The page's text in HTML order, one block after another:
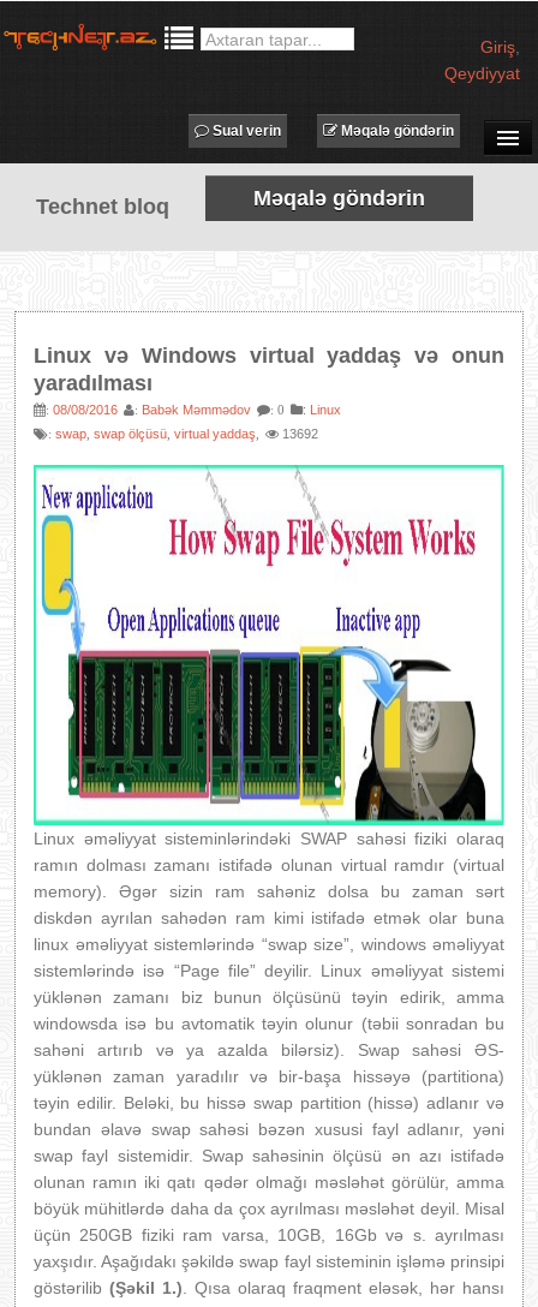
Giriş
Qeydiyyat
SUAL-CAVAB
TECHNET TV
MƏQALƏLƏR
PROQRAMLAR
AVADANLIQLAR
XƏBƏRLƏR
Məqalə göndərin
Sual verin
Technet bloq Məqalə göndərin
Linux və Windows virtual yaddaş və onun
yaradılması
: 08/08/2016 : Babək Məmmədov : 0 : Linux
: swap swap ölçüsü virtual yaddaş 13692
Linux əməliyyat sisteminlərindəki SWAP sahəsi fiziki olaraq
ramın dolması zamanı istifadə olunan virtual ramdır (virtual
memory). Əgər sizin ram sahəniz dolsa bu zaman sərt
diskdən ayrılan sahədən ram kimi istifadə etmək olar buna
linux əməliyyat sistemlərində “swap size”, windows əməliyyat
sistemlərində isə “Page file” deyilir. Linux əməliyyat sistemi
yüklənən zamanı biz bunun ölçüsünü təyin edirik, amma
windowsda isə bu avtomatik təyin olunur (təbii sonradan bu
sahəni artırıb və ya azalda bilərsiz). Swap sahəsi ƏS-
yüklənən zaman yaradılır və bir-başa hissəyə (partitiona)
təyin edilir. Beləki, bu hissə swap partition (hissə) adlanır və
bundan əlavə swap sahəsi bəzən xususi fayl adlanır, yəni
swap fayl sistemidir. Swap sahəsinin ölçüsü ən azı istifadə
olunan ramın iki qatı qədər olmağı məsləhət görülür, amma
böyük mühitlərdə daha da çox ayrılması məsləhət deyil. Misal
üçün 250GB fiziki ram varsa, 10GB, 16Gb və s. ayrılması
yaxşıdır. Aşağıdakı şəkildə swap fayl sisteminin işləmə prinsipi
göstərilib (Şəkil 1.) . Qısa olaraq fraqment eləsək, hər hansı